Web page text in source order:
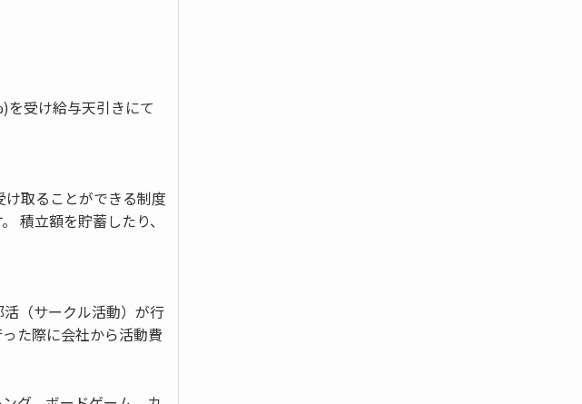
を受け給与天引きにて
取ることができる制度
積立額を貯蓄したり、
（サークル活動）が行
た際に会社から活動費